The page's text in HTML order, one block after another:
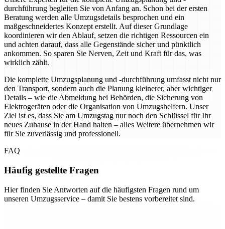
durchführung begleiten Sie von Anfang an. Schon bei der ersten
Beratung werden alle Umzugsdetails besprochen und ein
maßgeschneidertes Konzept erstellt. Auf dieser Grundlage
koordinieren wir den Ablauf, setzen die richtigen Ressourcen ein
und achten darauf, dass alle Gegenstände sicher und pünktlich
ankommen. So sparen Sie Nerven, Zeit und Kraft für das, was
wirklich zählt.
Die komplette Umzugsplanung und -durchführung umfasst nicht nur
den Transport, sondern auch die Planung kleinerer, aber wichtiger
Details – wie die Abmeldung bei Behörden, die Sicherung von
Elektrogeräten oder die Organisation von Umzugshelfern. Unser
Ziel ist es, dass Sie am Umzugstag nur noch den Schlüssel für Ihr
neues Zuhause in der Hand halten – alles Weitere übernehmen wir
für Sie zuverlässig und professionell.
FAQ
Häufig gestellte Fragen
Hier finden Sie Antworten auf die häufigsten Fragen rund um
unseren Umzugsservice – damit Sie bestens vorbereitet sind.